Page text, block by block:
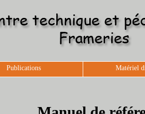
Publications Matériel